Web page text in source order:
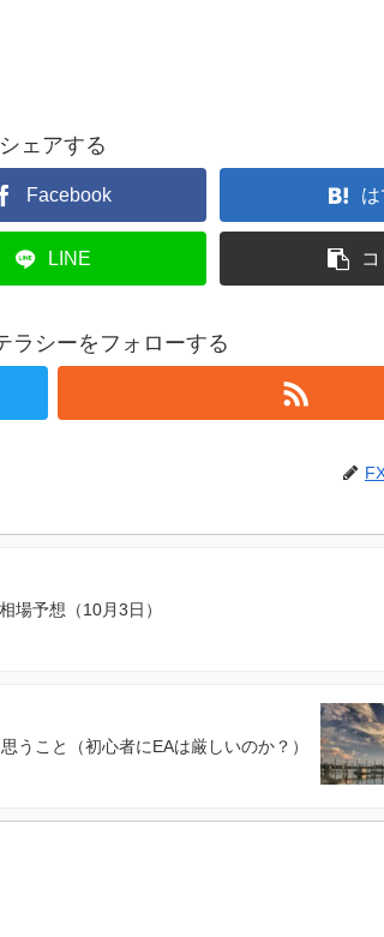
シェアする
Facebook
LINE
ラシーをフォローする
場予想（10月3日）
うこと（初心者にEAは厳しいのか？）